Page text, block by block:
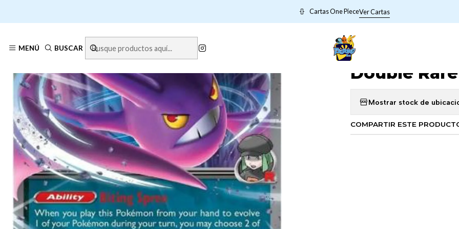
MENÚ BUSCAR
Cartas One PieceVer Cartas
CARTAS POKEMON META Team Rocket's Crobat ex - 122/182 -
|
Team
Double Rare
Mostrar stock de
COMPARTIR ESTE